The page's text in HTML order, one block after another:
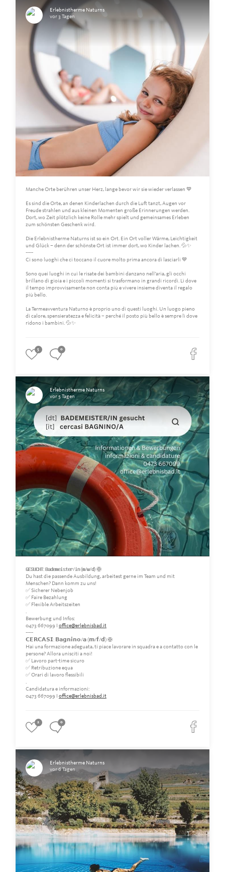
Erlebnistherme Naturns
vor 3 Tagen
Manche Orte berühren unser Herz, lange bevor wir sie wieder verlassen 💙
Es sind die Orte, an denen Kinderlachen durch die Luft tanzt, Augen vor
Freude strahlen und aus kleinen Momenten große Erinnerungen werden.
Dort, wo Zeit plötzlich keine Rolle mehr spielt und gemeinsames Erleben
zum schönsten Geschenk wird.
Die Erlebnistherme Naturns ist so ein Ort. Ein Ort voller Wärme, Leichtigkeit
und Glück – denn der schönste Ort ist immer dort, wo Kinder lachen. 💦✨
-----
Ci sono luoghi che ci toccano il cuore molto prima ancora di lasciarli 💙
Sono quei luoghi in cui le risate dei bambini danzano nell’aria, gli occhi
brillano di gioia e i piccoli momenti si trasformano in grandi ricordi. Lì dove
il tempo improvvisamente non conta più e vivere insieme diventa il regalo
più bello.
La Termeavventura Naturno è proprio uno di questi luoghi. Un luogo pieno
di calore, spensieratezza e felicità – perché il posto più bello è sempre lì dove
ridono i bambini. 💦✨
5 0
Erlebnistherme Naturns
vor 5 Tagen
𝗚𝗘𝗦𝗨𝗖𝗛𝗧: 𝗕𝗮𝗱𝗲𝗺𝗲𝗶𝘀𝘁𝗲𝗿/𝗶𝗻 (𝗺/𝘄/𝗱) 🛟
Du hast die passende Ausbildung, arbeitest gerne im Team und mit
Menschen? Dann komm zu uns!
✅ Sicherer Nebenjob
✅ Faire Bezahlung
✅ Flexible Arbeitszeiten
.
Bewerbung und Infos:
0473 667099 I office@erlebnisbad.it
-----
𝗖𝗘𝗥𝗖𝗔𝗦𝗜: 𝗕𝗮𝗴𝗻𝗶𝗻𝗼/𝗮 (𝗺/𝗳/𝗱) 🛟
Hai una formazione adeguata, ti piace lavorare in squadra e a contatto con le
persone? Allora unisciti a noi!
✅ Lavoro part-time sicuro
✅ Retribuzione equa
✅ Orari di lavoro flessibili
.
Candidatura e informazioni:
0473 667099 I office@erlebnisbad.it
2 0
Erlebnistherme Naturns
vor 6 Tagen